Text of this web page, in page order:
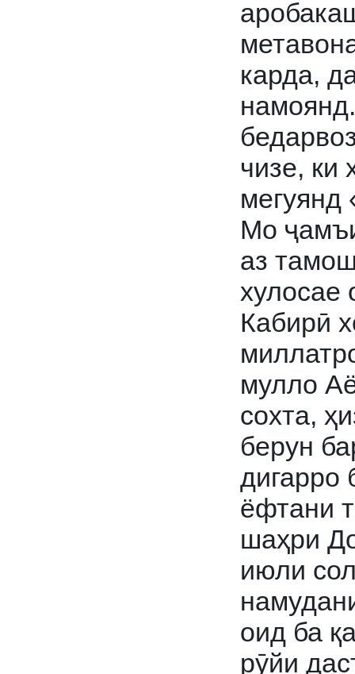
карда,
чизе, ки
мегуянд
Мо
аз
хулосае
Кабирӣ
мулло
сохта,
берун
ёфтани
шаҳри
июли
оид ба
рӯйи